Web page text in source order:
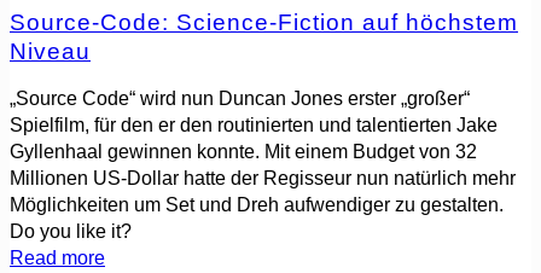
Source-Code: Science-Fiction auf höchstem
Niveau
„Source Code“ wird nun Duncan Jones erster „großer“
Spielfilm, für den er den routinierten und talentierten Jake
Gyllenhaal gewinnen konnte. Mit einem Budget von 32
Millionen US-Dollar hatte der Regisseur nun natürlich mehr
Möglichkeiten um Set und Dreh aufwendiger zu gestalten.
Do you like it?
Read more